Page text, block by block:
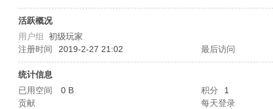
活跃概况
用户组 初级玩家
注册时间
2019-2-27 21:02 最后访问
统计信息
已用空间
0 B 积分
1
贡献
每天登录